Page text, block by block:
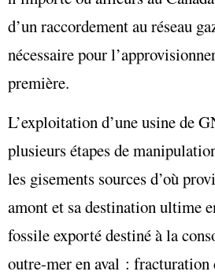
d’un raccordement au réseau
nécessaire pour
première.
L’exploitation d’une usine de
plusieurs étapes de
les gisements sources d’où
amont et sa destination ultime
fossile exporté destiné à la
outre-mer en aval : fracturation